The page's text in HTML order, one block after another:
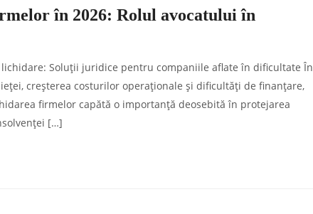
în 2026: Rolul avocatului în
Soluții juridice pentru companiile aflate în dificultate În
creșterea costurilor operaționale și dificultăți de finanțare,
firmelor capătă o importanță deosebită în protejarea
[…]